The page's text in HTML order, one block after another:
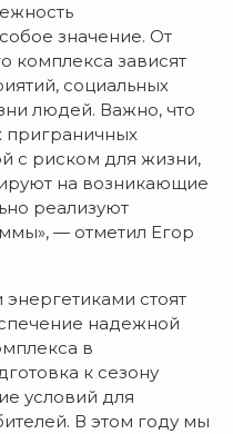
значение. От
комплекса зависят
социальных
людей. Важно, что
приграничных
с риском для жизни,
на возникающие
реализуют
— отметил Егор
стоят
надежной
в
к сезону
условий для
В этом году мы